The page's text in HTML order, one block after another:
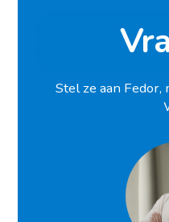
Stel ze aan